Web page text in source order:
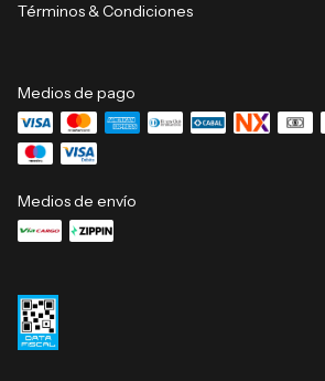
Términos & Condiciones
Medios de pago
Medios de envío